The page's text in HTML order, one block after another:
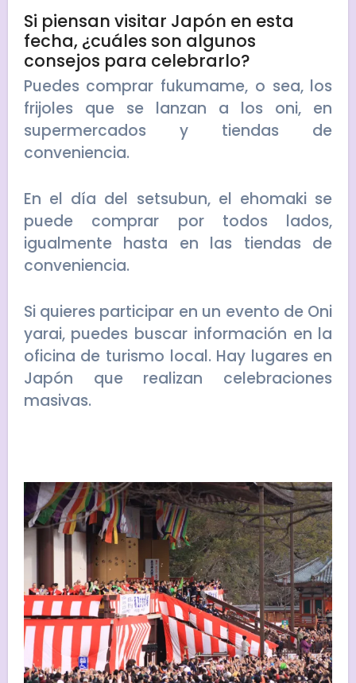
Si piensan visitar Japón en esta
fecha, ¿cuáles son algunos
consejos para celebrarlo?
Puedes comprar fukumame, o sea, los
frijoles que se lanzan a los oni, en
supermercados y tiendas de
conveniencia.
En el día del setsubun, el ehomaki se
puede comprar por todos lados,
igualmente hasta en las tiendas de
conveniencia.
Si quieres participar en un evento de Oni
yarai, puedes buscar información en la
oficina de turismo local. Hay lugares en
Japón que realizan celebraciones
masivas.